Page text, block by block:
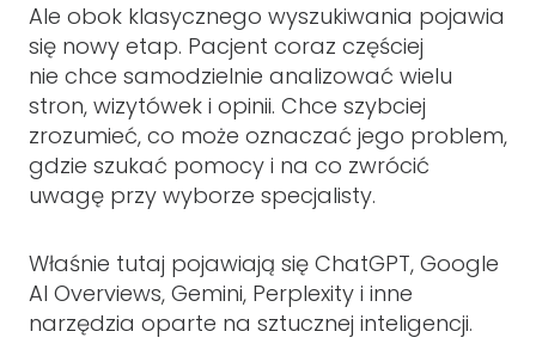
Ale obok klasycznego wyszukiwania pojawia
się nowy etap. Pacjent coraz częściej
nie chce samodzielnie analizować wielu
stron, wizytówek i opinii. Chce szybciej
zrozumieć, co może oznaczać jego problem,
gdzie szukać pomocy i na co zwrócić
uwagę przy wyborze specjalisty.
Właśnie tutaj pojawiają się ChatGPT, Google
AI Overviews, Gemini, Perplexity i inne
narzędzia oparte na sztucznej inteligencji.